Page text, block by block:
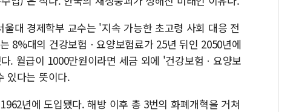
대 경제학부 교수는 '지속 가능한 초고령 사회 대응 전
8%대의 건강보험ㆍ요양보험료가 25년 뒤인 2050년에
. 월급이 1000만원이라면 세금 외에 '건강보험ㆍ요양보
있다는 뜻이다.
년에 도입됐다. 해방 이후 총 3번의 화폐개혁을 거쳐